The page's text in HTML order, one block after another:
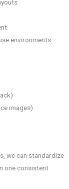
environments
images)
we can standardize
one consistent